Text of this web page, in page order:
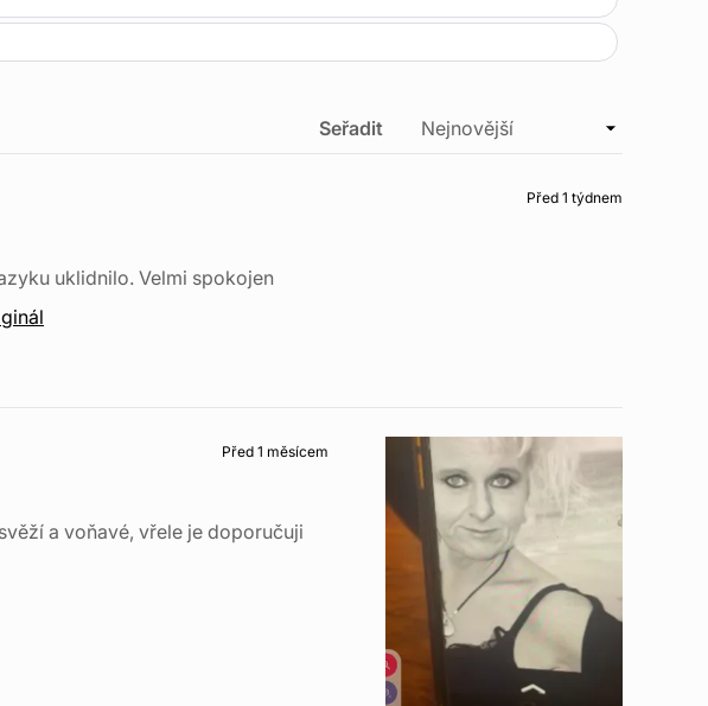
Seřadit
Před 1 týdnem
uklidnilo. Velmi spokojen
Před 1 měsícem
a voňavé, vřele je doporučuji